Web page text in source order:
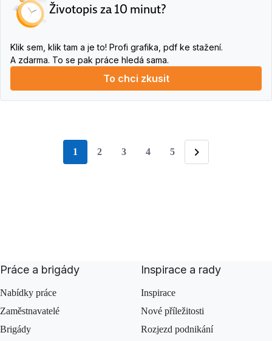
Životopis za 10 minut?
Klik sem, klik tam a je to! Profi grafika, pdf ke stažení.
A zdarma. To se pak práce hledá sama.
To chci zkusit
stránka
1 2 3 4 5
Následující
Práce a brigády
Nabídky práce
Zaměstnavatelé
Brigády
Inspirace a rady
Inspirace
Nové příležitosti
Rozjezd podnikání